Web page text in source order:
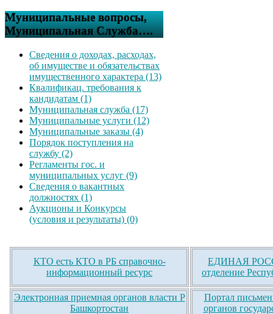
Муниципальные вопросы,
Муниципальная Служба….
Сведения о доходах, расходах,
об имуществе и обязательствах
имущественного характера (13)
Квалификац. требования к
кандидатам (1)
Муниципальная служба (17)
Муниципальные услуги (12)
Муниципальные заказы (4)
Порядок поступления на
службу (2)
Регламенты гос. и
муниципальных услуг (9)
Сведения о вакантных
должностях (1)
Аукционы и Конкурсы
(условия и результаты) (0)
КТО есть КТО в РБ справочно-
информационный ресурс
ЕДИНАЯ
отделение
Электронная приемная органов власти Р
Башкортостан
Портал
органов